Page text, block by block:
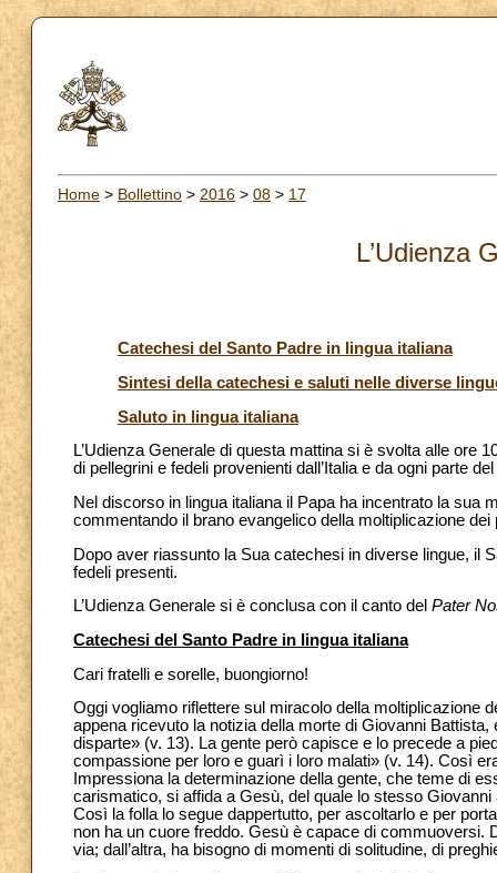
Home > Bollettino > 2016 > 08 > 17
L’Udienza
Catechesi del Santo Padre in lingua italiana
Sintesi della catechesi e saluti nelle diverse
Saluto in lingua italiana
L’Udienza Generale di questa mattina si è svolta alle ore
di pellegrini e fedeli provenienti dall’Italia e da ogni parte
Nel discorso in lingua italiana il Papa ha incentrato la sua
commentando il brano evangelico della moltiplicazione dei
Dopo aver riassunto la Sua catechesi in diverse lingue, il
fedeli presenti.
L’Udienza Generale si è conclusa con il canto del Pater
Catechesi del Santo Padre in lingua italiana
Cari fratelli e sorelle, buongiorno!
Oggi vogliamo riflettere sul miracolo della moltiplicazione
appena ricevuto la notizia della morte di Giovanni
disparte» (v. 13). La gente però capisce e lo precede a
compassione per loro e guarì i loro malati» (v. 14). Così
Impressiona la determinazione della gente, che teme di
carismatico, si affida a Gesù, del quale lo stesso
Così la folla lo segue dappertutto, per ascoltarlo e per
non ha un cuore freddo. Gesù è capace di commuoversi.
via; dall’altra, ha bisogno di momenti di solitudine, di